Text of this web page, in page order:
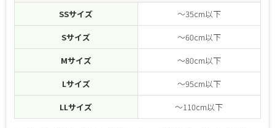
SSサイズ
～35cm以下
Sサイズ
～60cm以下
Mサイズ
～80cm以下
Lサイズ
～95cm以下
LLサイズ
～110cm以下